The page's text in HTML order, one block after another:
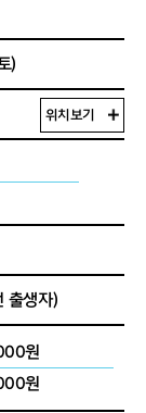
)
위치보기
출생자)
원
원